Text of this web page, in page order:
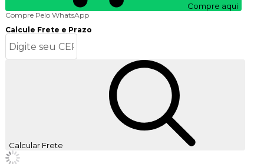
Compre aqui
Compre Pelo WhatsApp
Calcule Frete e Prazo
Calcular Frete